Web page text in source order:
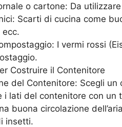
o cartone: Da
Scarti di cucina come
ecc.
I vermi rossi
Costruire il Contenitore
del Contenitore: Scegli
i lati del contenitore con
buona circolazione
insetti.